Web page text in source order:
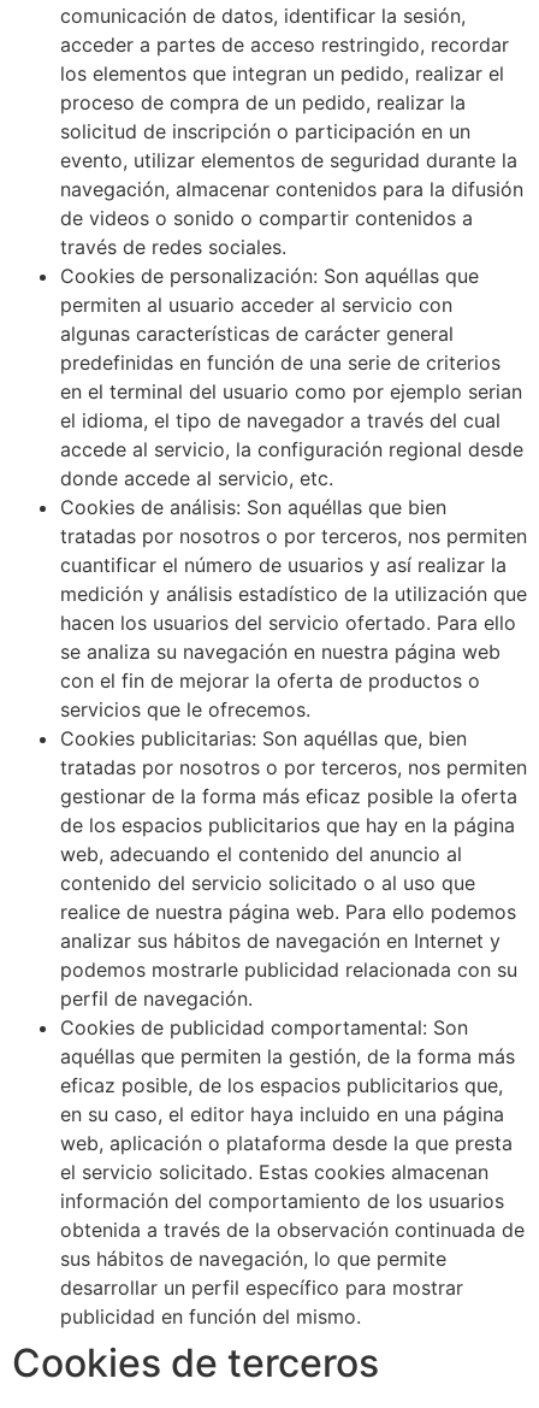
comunicación de datos, identificar la sesión,
acceder a partes de acceso restringido, recordar
los elementos que integran un pedido, realizar el
proceso de compra de un pedido, realizar la
solicitud de inscripción o participación en un
evento, utilizar elementos de seguridad durante la
navegación, almacenar contenidos para la difusión
de videos o sonido o compartir contenidos a
través de redes sociales.
Cookies de personalización: Son aquéllas que
permiten al usuario acceder al servicio con
algunas características de carácter general
predefinidas en función de una serie de criterios
en el terminal del usuario como por ejemplo serian
el idioma, el tipo de navegador a través del cual
accede al servicio, la configuración regional desde
donde accede al servicio, etc.
Cookies de análisis: Son aquéllas que bien
tratadas por nosotros o por terceros, nos permiten
cuantificar el número de usuarios y así realizar la
medición y análisis estadístico de la utilización que
hacen los usuarios del servicio ofertado. Para ello
se analiza su navegación en nuestra página web
con el fin de mejorar la oferta de productos o
servicios que le ofrecemos.
Cookies publicitarias: Son aquéllas que, bien
tratadas por nosotros o por terceros, nos permiten
gestionar de la forma más eficaz posible la oferta
de los espacios publicitarios que hay en la página
web, adecuando el contenido del anuncio al
contenido del servicio solicitado o al uso que
realice de nuestra página web. Para ello podemos
analizar sus hábitos de navegación en Internet y
podemos mostrarle publicidad relacionada con su
perfil de navegación.
Cookies de publicidad comportamental: Son
aquéllas que permiten la gestión, de la forma más
eficaz posible, de los espacios publicitarios que,
en su caso, el editor haya incluido en una página
web, aplicación o plataforma desde la que presta
el servicio solicitado. Estas cookies almacenan
información del comportamiento de los usuarios
obtenida a través de la observación continuada de
sus hábitos de navegación, lo que permite
desarrollar un perfil específico para mostrar
publicidad en función del mismo.
Cookies de terceros